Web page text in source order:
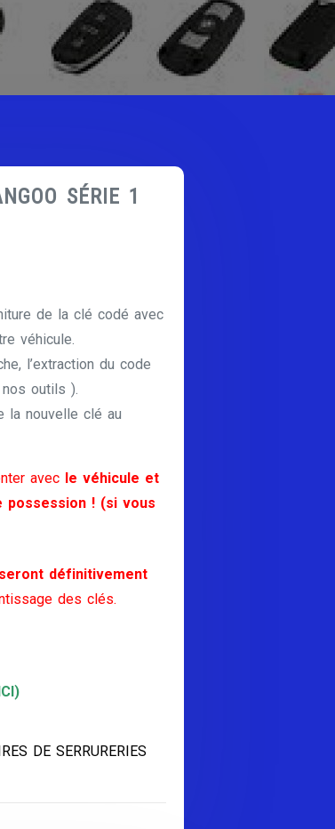
SÉRIE 1
de la clé codé avec
véhicule.
l’extraction du code
outils ).
la nouvelle clé au
avec le véhicule et
! (si vous
définitivement
des clés.
DE SERRURERIES